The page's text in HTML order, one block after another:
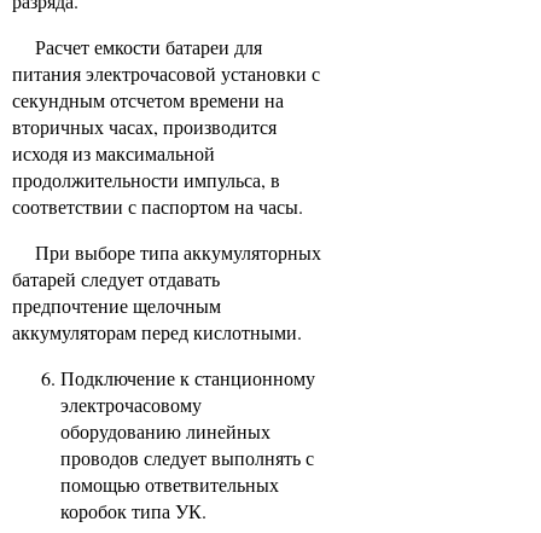
Расчет емкости батареи для
питания электрочасовой установки с
секундным отсчетом времени на
вторичных часах, производится
исходя из максимальной
продолжительности импульса, в
соответствии с паспортом на часы.
При выборе типа аккумуляторных
батарей следует отдавать
предпочтение щелочным
аккумуляторам перед кислотными.
Подключение к станционному
электрочасовому
оборудованию линейных
проводов следует выполнять с
помощью ответвительных
коробок типа УК.